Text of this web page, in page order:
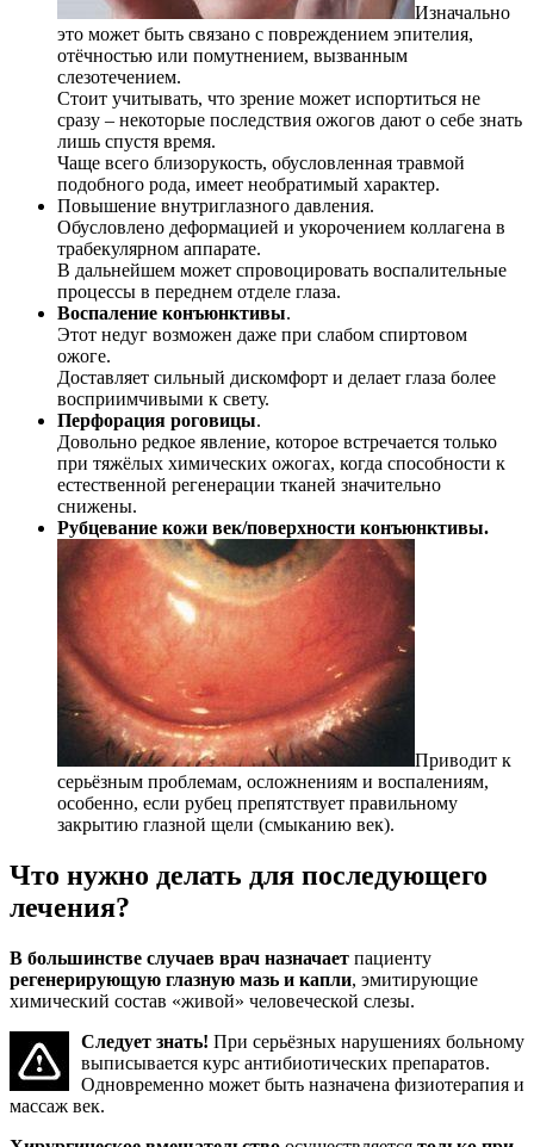
Изначально
это может быть связано с повреждением эпителия,
отёчностью или помутнением, вызванным
слезотечением.
Стоит учитывать, что зрение может испортиться не
сразу – некоторые последствия ожогов дают о себе знать
лишь спустя время.
Чаще всего близорукость, обусловленная травмой
подобного рода, имеет необратимый характер.
Повышение внутриглазного давления.
Обусловлено деформацией и укорочением коллагена в
трабекулярном аппарате.
В дальнейшем может спровоцировать воспалительные
процессы в переднем отделе глаза.
Воспаление конъюнктивы.
Этот недуг возможен даже при слабом спиртовом
ожоге.
Доставляет сильный дискомфорт и делает глаза более
восприимчивыми к свету.
Перфорация роговицы.
Довольно редкое явление, которое встречается только
при тяжёлых химических ожогах, когда способности к
естественной регенерации тканей значительно
снижены.
Рубцевание кожи век/поверхности конъюнктивы.
Приводит к
серьёзным проблемам, осложнениям и воспалениям,
особенно, если рубец препятствует правильному
закрытию глазной щели (смыканию век).
Что нужно делать для последующего
лечения?
В большинстве случаев врач назначает пациенту
регенерирующую глазную мазь и капли, эмитирующие
химический состав «живой» человеческой слезы.
Следует знать! При серьёзных нарушениях больному
выписывается курс антибиотических препаратов.
Одновременно может быть назначена физиотерапия и
массаж век.